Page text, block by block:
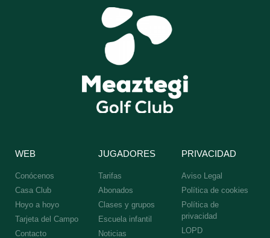
WEB
Conócenos
Casa Club
Hoyo a hoyo
Tarjeta del Campo
Contacto
JUGADORES
Tarifas
Abonados
Clases y grupos
Escuela infantil
Noticias
PRIVACIDAD
Aviso Legal
Política de cookies
Política de
privacidad
LOPD